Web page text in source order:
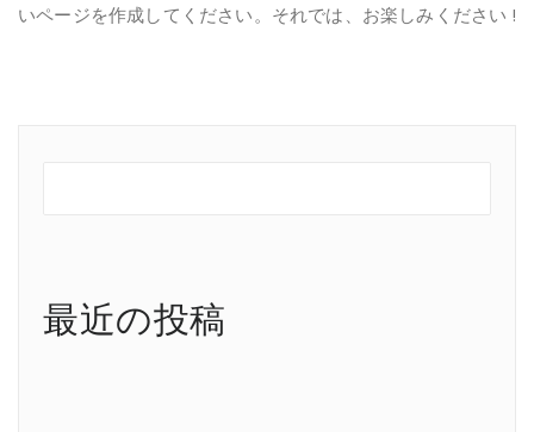
いページを作成してください。それでは、お楽しみください !
最近の投稿